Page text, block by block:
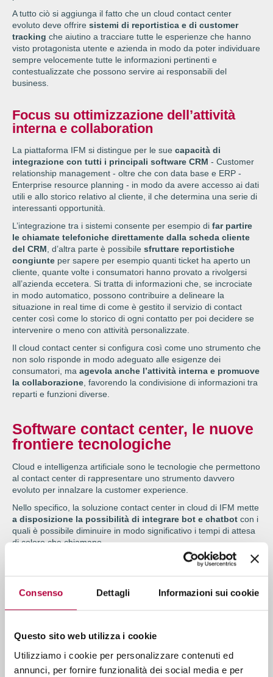
Consenso Dettagli Informazioni sui cookie
Questo sito web utilizza i cookie
Utilizziamo i cookie per personalizzare contenuti ed
annunci, per fornire funzionalità dei social media e per
A tutto ciò si aggiunga il fatto che un cloud contact center
evoluto deve offrire sistemi di reportistica e di customer
tracking che aiutino a tracciare tutte le esperienze che hanno
visto protagonista utente e azienda in modo da poter individuare
sempre velocemente tutte le informazioni pertinenti e
contestualizzate che possono servire ai responsabili del
business.
Focus su ottimizzazione dell’attività
interna e collaboration
La piattaforma IFM si distingue per le sue capacità di
integrazione con tutti i principali software CRM - Customer
relationship management - oltre che con data base e ERP -
Enterprise resource planning - in modo da avere accesso ai dati
utili e allo storico relativo al cliente, il che determina una serie di
interessanti opportunità.
L’integrazione tra i sistemi consente per esempio di far partire
le chiamate telefoniche direttamente dalla scheda cliente
del CRM , d’altra parte è possibile sfruttare reportistiche
congiunte per sapere per esempio quanti ticket ha aperto un
cliente, quante volte i consumatori hanno provato a rivolgersi
all’azienda eccetera. Si tratta di informazioni che, se incrociate
in modo automatico, possono contribuire a delineare la
situazione in real time di come è gestito il servizio di contact
center così come lo storico di ogni contatto per poi decidere se
intervenire o meno con attività personalizzate.
Il cloud contact center si configura così come uno strumento che
non solo risponde in modo adeguato alle esigenze dei
consumatori, ma agevola anche l’attività interna e promuove
la collaborazione , favorendo la condivisione di informazioni tra
reparti e funzioni diverse.
Software contact center, le nuove
frontiere tecnologiche
Cloud e intelligenza artificiale sono le tecnologie che permettono
al contact center di rappresentare uno strumento davvero
evoluto per innalzare la customer experience.
Nello specifico, la soluzione contact center in cloud di IFM mette
a disposizione la possibilità di integrare bot e chatbot con i
quali è possibile diminuire in modo significativo i tempi di attesa
di coloro che chiamano.
applicazione di algoritmi di machine learning
È così subito evidente che le nuove tecnologie consentono un
aumento della produttività e parallelamente un innalzamento dei
competitivi.
Guardando al futuro l’interazione tra uomo e macchina via via
migliorerà e la continua
evoluzione dei sistemi dei Natural